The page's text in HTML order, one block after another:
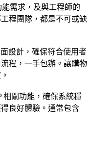
能需求，及與工程師的
程團隊，都是不可或缺
面設計，確保符合使用者
程，一手包辦。讓購物
相關功能，確保系統穩
良好體驗。通常包含